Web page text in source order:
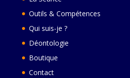
Outils & Compétences
Qui suis-je ?
Déontologie
Boutique
Contact